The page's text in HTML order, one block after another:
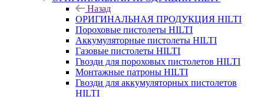
Назад
ОРИГИНАЛЬНАЯ ПРОДУКЦИЯ HILTI
Пороховые пистолеты HILTI
Аккумуляторные пистолеты HILTI
Газовые пистолеты HILTI
Гвозди для пороховых пистолетов HILTI
Монтажные патроны HILTI
Гвозди для аккумуляторных пистолетов
HILTI